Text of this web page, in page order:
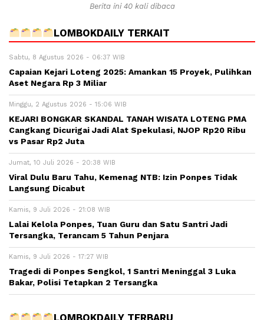
Berita ini 40 kali dibaca
LOMBOKDAILY TERKAIT
Sabtu, 8 Agustus 2026 - 06:37 WIB
Capaian Kejari Loteng 2025: Amankan 15 Proyek, Pulihkan
Aset Negara Rp 3 Miliar
Minggu, 2 Agustus 2026 - 15:06 WIB
KEJARI BONGKAR SKANDAL TANAH WISATA LOTENG PMA
Cangkang Dicurigai Jadi Alat Spekulasi, NJOP Rp20 Ribu
vs Pasar Rp2 Juta
Jumat, 10 Juli 2026 - 20:38 WIB
Viral Dulu Baru Tahu, Kemenag NTB: Izin Ponpes Tidak
Langsung Dicabut
Kamis, 9 Juli 2026 - 21:08 WIB
Lalai Kelola Ponpes, Tuan Guru dan Satu Santri Jadi
Tersangka, Terancam 5 Tahun Penjara
Kamis, 9 Juli 2026 - 17:27 WIB
Tragedi di Ponpes Sengkol, 1 Santri Meninggal 3 Luka
Bakar, Polisi Tetapkan 2 Tersangka
LOMBOKDAILY TERBARU